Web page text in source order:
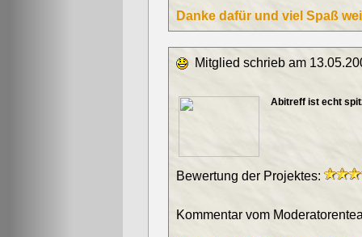
Danke dafür und viel Spaß
Mitglied schrieb am
Abitreff ist echt
Bewertung der Projektes:
Kommentar vom